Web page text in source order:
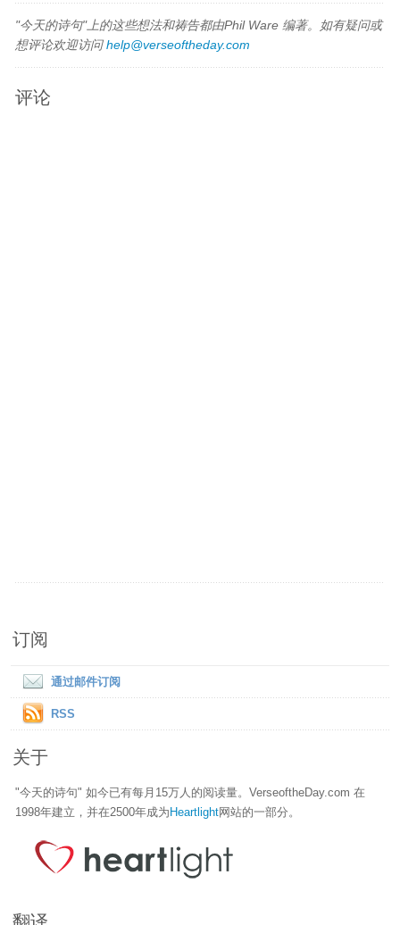
"今天的诗句"上的这些想法和祷告都由Phil Ware 编著。如有疑问或
想评论欢迎访问help@verseoftheday.com
评论
订阅
通过邮件订阅
RSS
关于
"今天的诗句" 如今已有每月15万人的阅读量。VerseoftheDay.com 在
1998年建立，并在2500年成为 Heartlight网站的一部分。